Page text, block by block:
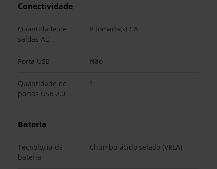
Conectividade
Quantidade de
saídas AC
8 tomada(s) CA
Porta USB Não
Quantidade de
portas USB 2.0
1
Bateria
Tecnologia da
bateria
Chumbo-ácido selado (VRLA)